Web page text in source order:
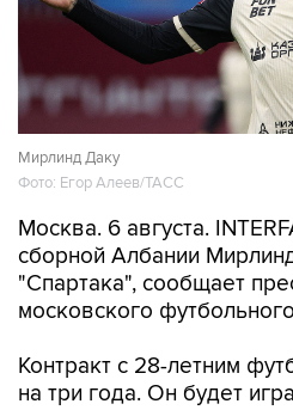
Мирлинд Даку
Фото: Егор Алеев/ТАСС
Москва. 6 августа.
сборной Албании
"Спартака", сообщает
московского
Контракт с 28-летним
на три года. Он будет